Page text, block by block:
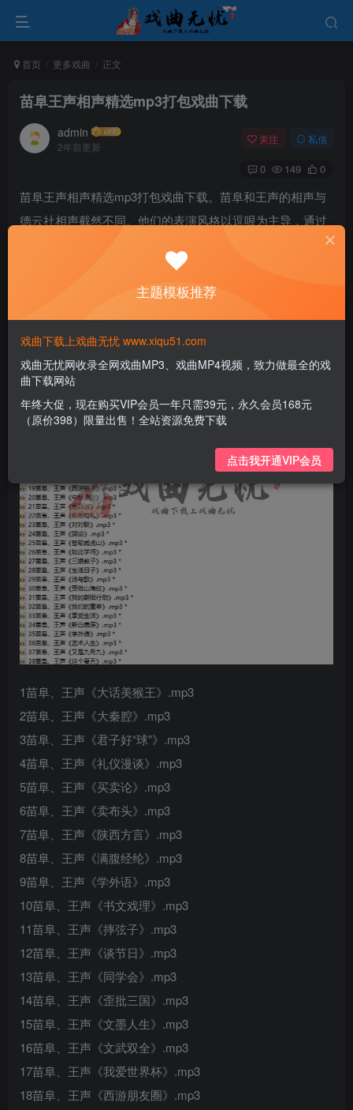
首页 更多戏曲 正文
苗阜王声相声精选mp3打包戏曲下载
admin
2年前更新
关注 私信
0 149 0
苗阜王声相声精选mp3打包戏曲下载。苗阜和王声的相声与
德云社相声截然不同。他们的表演风格以逗哏为主导，通过
而营造出一种和谐平衡的氛围。然而，这种表演方式可能缺
1苗阜、王声《大话美猴王》.mp3
2苗阜、王声《大秦腔》.mp3
3苗阜、王声《君子好“球”》.mp3
4苗阜、王声《礼仪漫谈》.mp3
5苗阜、王声《买卖论》.mp3
6苗阜、王声《卖布头》.mp3
7苗阜、王声《陕西方言》.mp3
8苗阜、王声《满腹经纶》.mp3
9苗阜、王声《学外语》.mp3
10苗阜、王声《书文戏理》.mp3
11苗阜、王声《摔弦子》.mp3
12苗阜、王声《谈节日》.mp3
13苗阜、王声《同学会》.mp3
14苗阜、王声《歪批三国》.mp3
15苗阜、王声《文墨人生》.mp3
16苗阜、王声《文武双全》.mp3
17苗阜、王声《我爱世界杯》.mp3
18苗阜、王声《西游朋友圈》.mp3
主题模板推荐
戏曲下载上戏曲无忧 www.xiqu51.com
戏曲无忧网收录全网戏曲MP3、戏曲MP4视频，致力做最全的戏
曲下载网站
年终大促，现在购买VIP会员一年只需39元，永久会员168元
（原价398）限量出售！全站资源免费下载
点击我开通VIP会员